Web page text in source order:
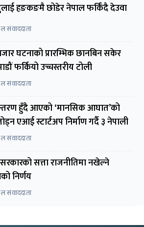
हङकङमै छोडेर नेपाल फर्किँदै देउवा
संवाददाता
घटनाको प्रारम्भिक छानबिन सकेर
फर्कियो उच्चस्तरीय टोली
संवाददाता
हुँदै आएको ‘मानसिक आघात’को
एआई स्टार्टअप निर्माण गर्दै ३ नेपाली
संवाददाता
सत्ता राजनीतिमा नखेल्ने
निर्णय
संवाददाता